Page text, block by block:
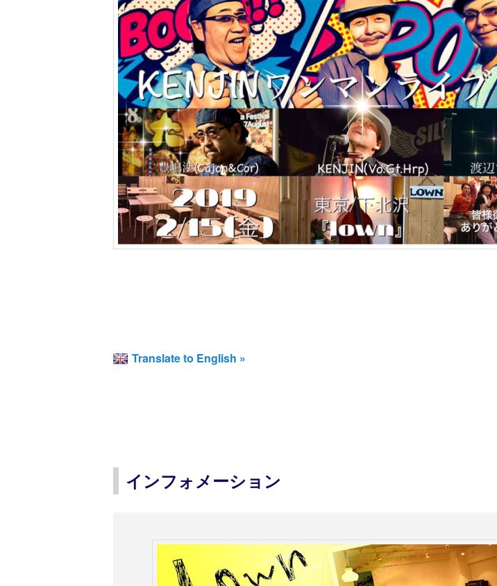
ン
ツ
へ
移
動
Translate to English »
インフォメーション